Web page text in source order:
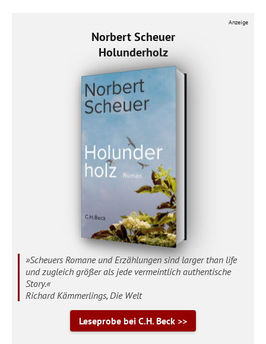
Anzeige
Norbert Scheuer
Holunderholz
»Scheuers Romane und Erzählungen sind larger than life
und zugleich größer als jede vermeintlich authentische
Story.«
Richard Kämmerlings, Die Welt
Leseprobe bei C.H. Beck >>